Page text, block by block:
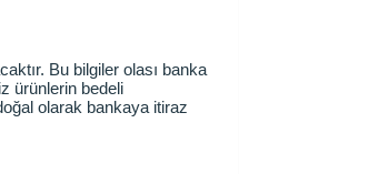
Bu bilgiler olası banka
ürünlerin bedeli
olarak bankaya itiraz